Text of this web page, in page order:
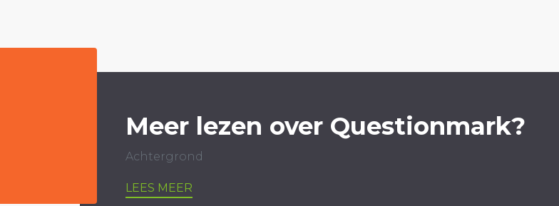
Meer lezen over Questionmark?
Achtergrond
LEES MEER